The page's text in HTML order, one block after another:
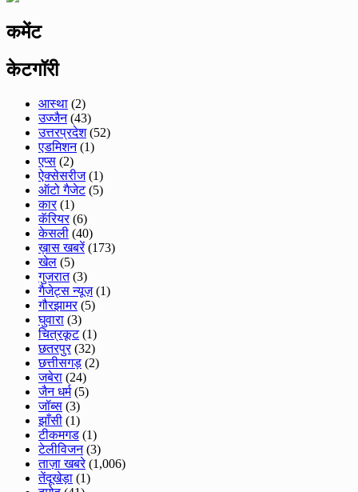
कमेंट
केटगॉरी
आस्था (2)
उज्जैन(43)
उत्तरप्रदेश(52)
एडमिशन(1)
एप्स (2)
ऐक्सेसरीज(1)
ऑटो गैजेट(5)
कार(1)
कॅरियर(6)
केसली (40)
ख़ास खबरें(173)
खेल (5)
गुजरात(3)
गैजेट्स न्यूज़(1)
गौरझामर(5)
घुवारा (3)
चित्रकूट(1)
छतरपुर(32)
छत्तीसगड़ (2)
जबेरा (24)
जैन धर्म(5)
जॉब्स (3)
झाँसी (1)
टीकमगड (1)
टेलीविजन(3)
ताज़ा खबरे(1,006)
तेंदूखेड़ा (1)